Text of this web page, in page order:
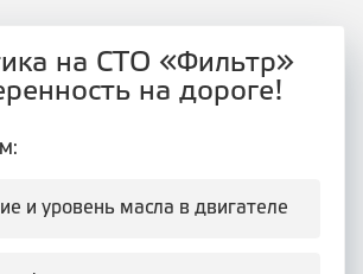
на СТО «Фильтр»
на дороге!
и уровень масла в двигателе